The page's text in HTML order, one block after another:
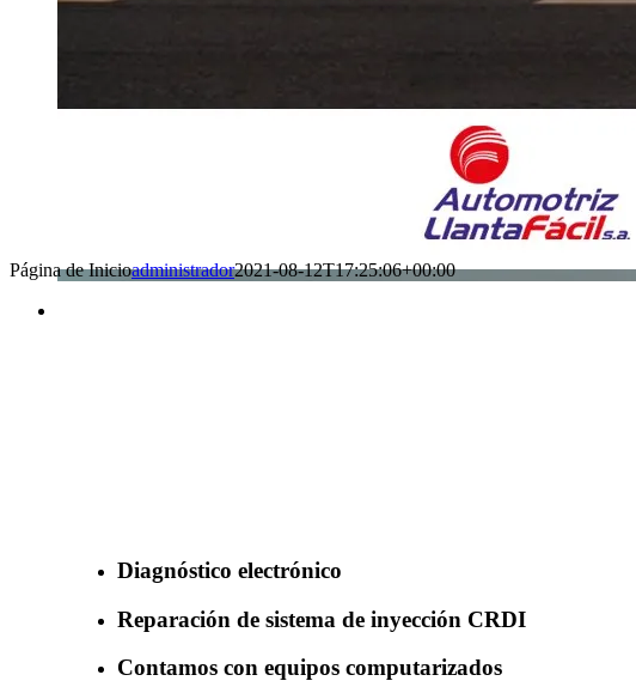
Página de Inicioadministrador2021-08-12T17:25:06+00:00
Diagnóstico electrónico
Reparación de sistema de inyección CRDI
Contamos con equipos computarizados